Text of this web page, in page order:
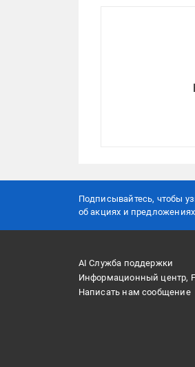
Подписывайтесь, чтобы
об акцияx и
AI Служба поддержки
Информационный центр,
Написать нам сообщение